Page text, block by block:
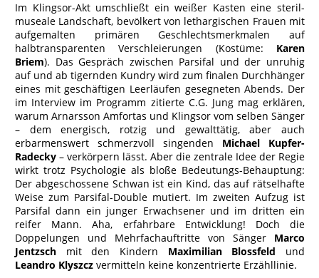
Im Klingsor-Akt umschließt ein weißer Kasten eine steril-
museale Landschaft, bevölkert von lethargischen Frauen mit
aufgemalten primären Geschlechtsmerkmalen auf
halbtransparenten Verschleierungen (Kostüme: Karen
Briem). Das Gespräch zwischen Parsifal und der unruhig
auf und ab tigernden Kundry wird zum finalen Durchhänger
eines mit geschäftigen Leerläufen gesegneten Abends. Der
im Interview im Programm zitierte C.G. Jung mag erklären,
warum Arnarsson Amfortas und Klingsor vom selben Sänger
– dem energisch, rotzig und gewalttätig, aber auch
erbarmenswert schmerzvoll singenden Michael Kupfer-
Radecky – verkörpern lässt. Aber die zentrale Idee der Regie
wirkt trotz Psychologie als bloße Bedeutungs-Behauptung:
Der abgeschossene Schwan ist ein Kind, das auf rätselhafte
Weise zum Parsifal-Double mutiert. Im zweiten Aufzug ist
Parsifal dann ein junger Erwachsener und im dritten ein
reifer Mann. Aha, erfahrbare Entwicklung! Doch die
Doppelungen und Mehrfachauftritte von Sänger Marco
Jentzsch mit den Kindern Maximilian Blossfeld und
Leandro Klyszcz vermitteln keine konzentrierte Erzähllinie.